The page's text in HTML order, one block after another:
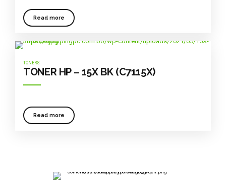
Read more
TONERS
TONER HP – 15X BK (C7115X)
Read more